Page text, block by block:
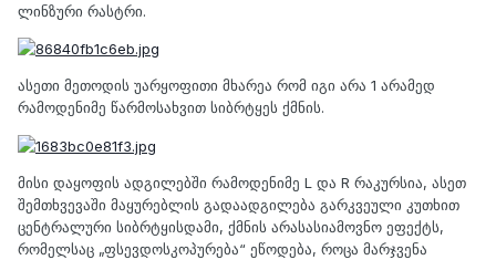
ლინზური რასტრი.
ასეთი მეთოდის უარყოფითი მხარეა რომ იგი არა 1 არამედ
რამოდენიმე წარმოსახვით სიბრტყეს ქმნის.
მისი დაყოფის ადგილებში რამოდენიმე L და R რაკურსია, ასეთ
შემთხვევაში მაყურებლის გადაადგილება გარკვეული კუთხით
ცენტრალური სიბრტყისდამი, ქმნის არასასიამოვნო ეფექტს,
რომელსაც „ფსევდოსკოპურება“ ეწოდება, როცა მარჯვენა